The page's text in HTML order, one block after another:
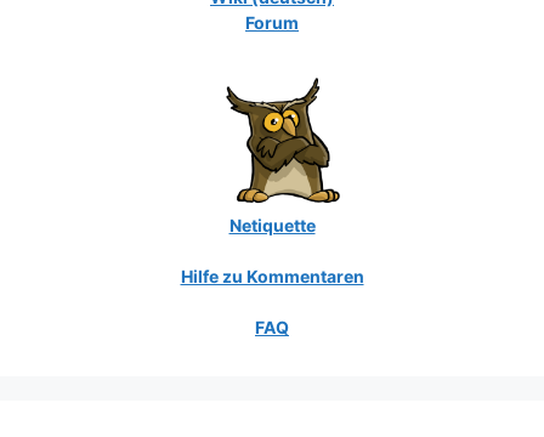
Forum
Netiquette
Hilfe zu Kommentaren
FAQ